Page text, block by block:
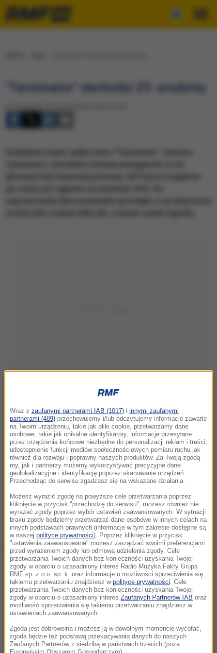
"Terminator" obchodzi 25. urodziny
Nie było u nas multipleksów, internetu, więc każda
kaseta z takim filmem to było wielkie wydarzenie-
wspomina Jakub Kowalski założyciel jednej z
najstarszych wypożyczalni kaset w Polsce.
Rozmawiała z nim reporterka RMF FM Katarzyna
Sobiechowska-Szuchta. Posłuchaj:
Co Wam zostało w pamięci z tamtych czasów?
Emanuelle, Blade Runner, Dirty Dancing, Top Gun,
Commando, Piątek Trzynastego:
Z technologią VHS nieprędko się rozstaniemy,
choćby z powodu takich rodzinnych nagrań.
Urządzenia łączące magnetowid i nagrywarkę DVD
już są całkiem popularne, a nadchodzi czas tych z
nagrywarkami Blue-Ray.
Wraz z zaufanymi partnerami IAB (1017) i innymi zaufanymi
partnerami (489) przechowujemy i/lub odczytujemy informacje zawarte
na Twoim urządzeniu, takie jak pliki cookie, przetwarzamy dane
osobowe, takie jak unikalne identyfikatory, informacje przesyłane
przez urządzenia końcowe niezbędne do personalizacji reklam i treści,
udostępnienie funkcji mediów społecznościowych pomiaru ruchu jak
również dla rozwoju i poprawny naszych produktów. Za Twoją zgodą
my, jak i partnerzy możemy wykorzystywać precyzyjne dane
geolokalizacyjne i identyfikację poprzez skanowanie urządzeń.
Przechodząc do serwisu zgadzasz się na wskazane działania.
Możesz wyrazić zgodę na powyższe cele przetwarzania poprzez
kliknięcie w przycisk "przechodzę do serwisu", możesz również nie
wyrażać zgody poprzez wybór ustawień zaawansowanych. W sytuacji
braku zgody będziemy przetwarzać dane osobowe w innych celach na
innych podstawach prawnych (informacje w tym zakresie dostępne są
w naszej polityce prywatności). Poprzez kliknięcie w przycisk
"ustawienia zaawansowane" możesz zarządzać swoimi preferencjami
przed wyrażeniem zgody lub odmową udzielenia zgody. Cele
przetwarzania Twoich danych bez konieczności uzyskania Twojej
zgody w oparciu o uzasadniony interes Radio Muzyka Fakty Grupa
RMF sp. z o.o. sp. k. oraz informacje o możliwości sprzeciwienia się
takiemu przetwarzaniu znajdziesz w polityce prywatności . Cele
przetwarzania Twoich danych bez konieczności uzyskania Twojej
zgody w oparciu o uzasadniony interes Zaufanych Partnerów IAB oraz
możliwość sprzeciwienia się takiemu przetwarzaniu znajdziesz w
ustawieniach zaawansowanych.
Zgoda jest dobrowolna i możesz ją w dowolnym momencie wycofać,
zgoda będzie też podstawą przekazywania danych do naszych
Zaufanych Partnerów z siedzibą w państwach trzecich (poza